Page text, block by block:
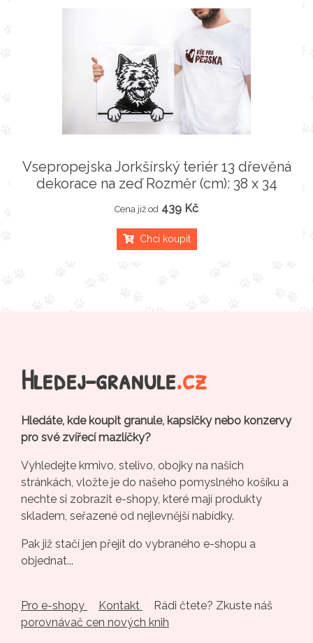
Vsepropejska Jorkšírský teriér 13 dřevěná
dekorace na zeď Rozměr (cm): 38 x 34
Cena již od 439 Kč
Chci koupit
Hledej-granule.cz
Hledáte, kde koupit granule, kapsičky nebo konzervy
pro své zvířecí mazlíčky?
Vyhledejte krmivo, stelivo, obojky na našich
stránkách, vložte je do našeho pomyslného košíku a
nechte si zobrazit e-shopy, které mají produkty
skladem, seřazené od nejlevnější nabídky.
Pak již stačí jen přejít do vybraného e-shopu a
objednat...
Pro e-shopy Kontakt
Rádi čtete? Zkuste náš
porovnávač cen nových knih